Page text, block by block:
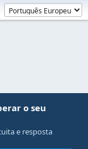
o seu
e resposta